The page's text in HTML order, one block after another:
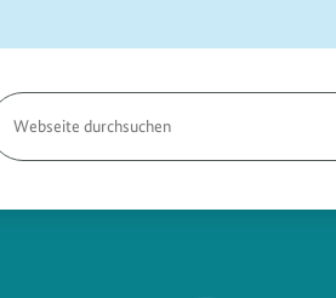
Seite
durchsuchen